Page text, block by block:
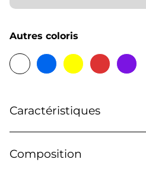
Autres coloris
Caractéristiques
Composition